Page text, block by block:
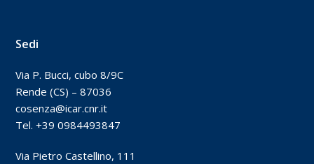
Sedi
Via P. Bucci, cubo 8/9C
Rende (CS) – 87036
cosenza@icar.cnr.it
Tel. +39 0984493847
Via Pietro Castellino, 111